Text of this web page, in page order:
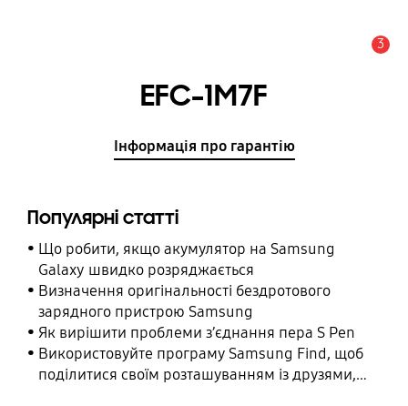
3
EFC-1M7F
Інформація про гарантію
Популярні статті
Що робити, якщо акумулятор на Samsung
Galaxy швидко розряджається
Визначення оригінальності бездротового
зарядного пристрою Samsung
Як вирішити проблеми з’єднання пера S Pen
Використовуйте програму Samsung Find, щоб
поділитися своїм розташуванням із друзями,